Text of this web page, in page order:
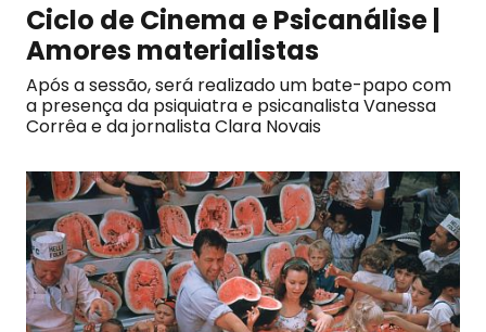
Ciclo de Cinema e Psicanálise |
Amores materialistas
Após a sessão, será realizado um bate-papo com
a presença da psiquiatra e psicanalista Vanessa
Corrêa e da jornalista Clara Novais